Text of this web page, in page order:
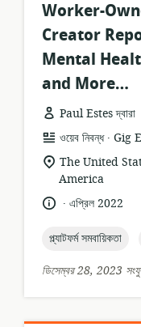
Worker-
Creator
Mental
and More…
Paul Estes দ্বারা
তথ্যসম্পদের
ফর্ম্যাট:
ওয়েব নিবন্ধ .
প্রকাশক:
Gig
প্রাসঙ্গিকতার
অবস্থান:
The United
America
ভাষা: .
প্রকাশনারএপ্রিল 2022
topic:
প্ল্যাটফর্ম সমবায়িকতা
ডিসেম্বর 28, 2023